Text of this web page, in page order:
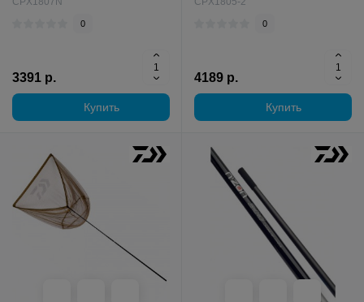
0
3391 р.
Купить
0
4189 р.
Купить